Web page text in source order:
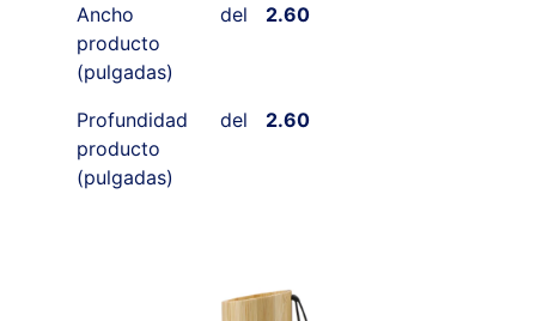
Ancho del
producto
(pulgadas)
2.60
Profundidad del
producto
(pulgadas)
2.60